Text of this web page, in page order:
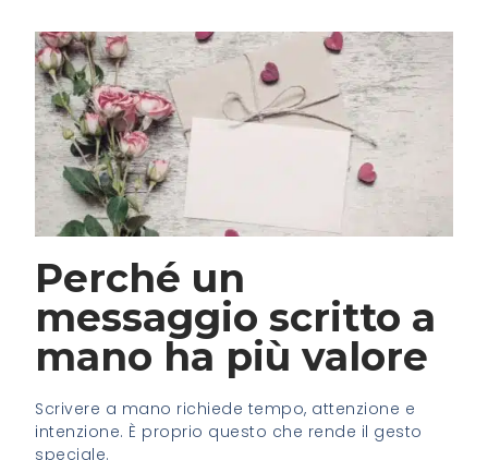
Perché un
messaggio scritto a
mano ha più valore
Scrivere a mano richiede tempo, attenzione e
intenzione. È proprio questo che rende il gesto
speciale.